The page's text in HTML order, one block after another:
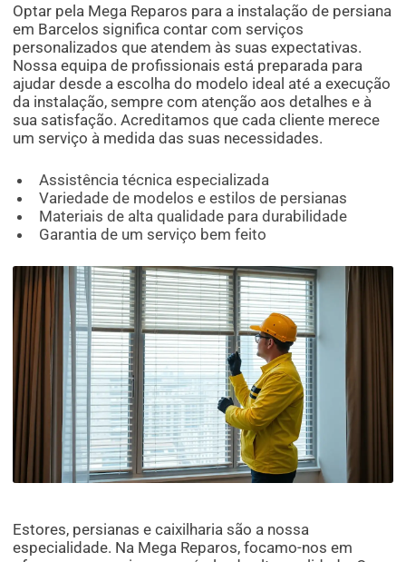
Optar pela Mega Reparos para a instalação de persiana
em Barcelos significa contar com serviços
personalizados que atendem às suas expectativas.
Nossa equipa de profissionais está preparada para
ajudar desde a escolha do modelo ideal até a execução
da instalação, sempre com atenção aos detalhes e à
sua satisfação. Acreditamos que cada cliente merece
um serviço à medida das suas necessidades.
Assistência técnica especializada
Variedade de modelos e estilos de persianas
Materiais de alta qualidade para durabilidade
Garantia de um serviço bem feito
Estores, persianas e caixilharia são a nossa
especialidade. Na Mega Reparos, focamo-nos em